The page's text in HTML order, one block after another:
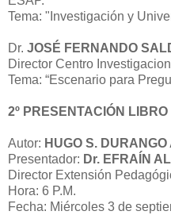
Tema: "Investigación y
Dr. JOSÉ FERNANDO
Director Centro
Tema: “Escenario para
2º PRESENTACIÓN
Autor: HUGO S.
Presentador: Dr. EFRAÍN
Director Extensión
Hora: 6 P.M.
Fecha: Miércoles 3 de